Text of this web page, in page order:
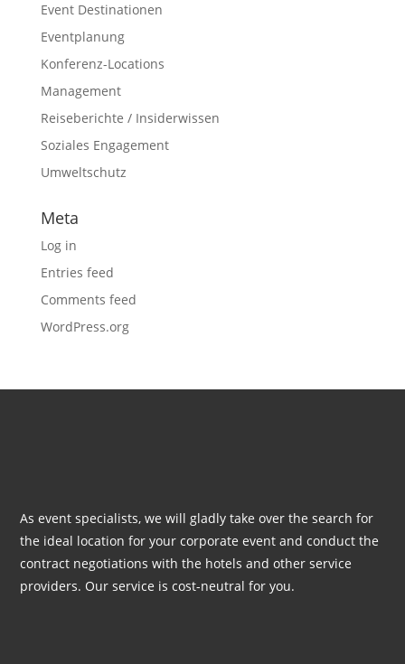
Event Destinationen
Eventplanung
Konferenz-Locations
Management
Reiseberichte / Insiderwissen
Soziales Engagement
Umweltschutz
Meta
Log in
Entries feed
Comments feed
WordPress.org
As event specialists, we will gladly take over the search for
the ideal location for your corporate event and conduct the
contract negotiations with the hotels and other service
providers. Our service is cost-neutral for you.